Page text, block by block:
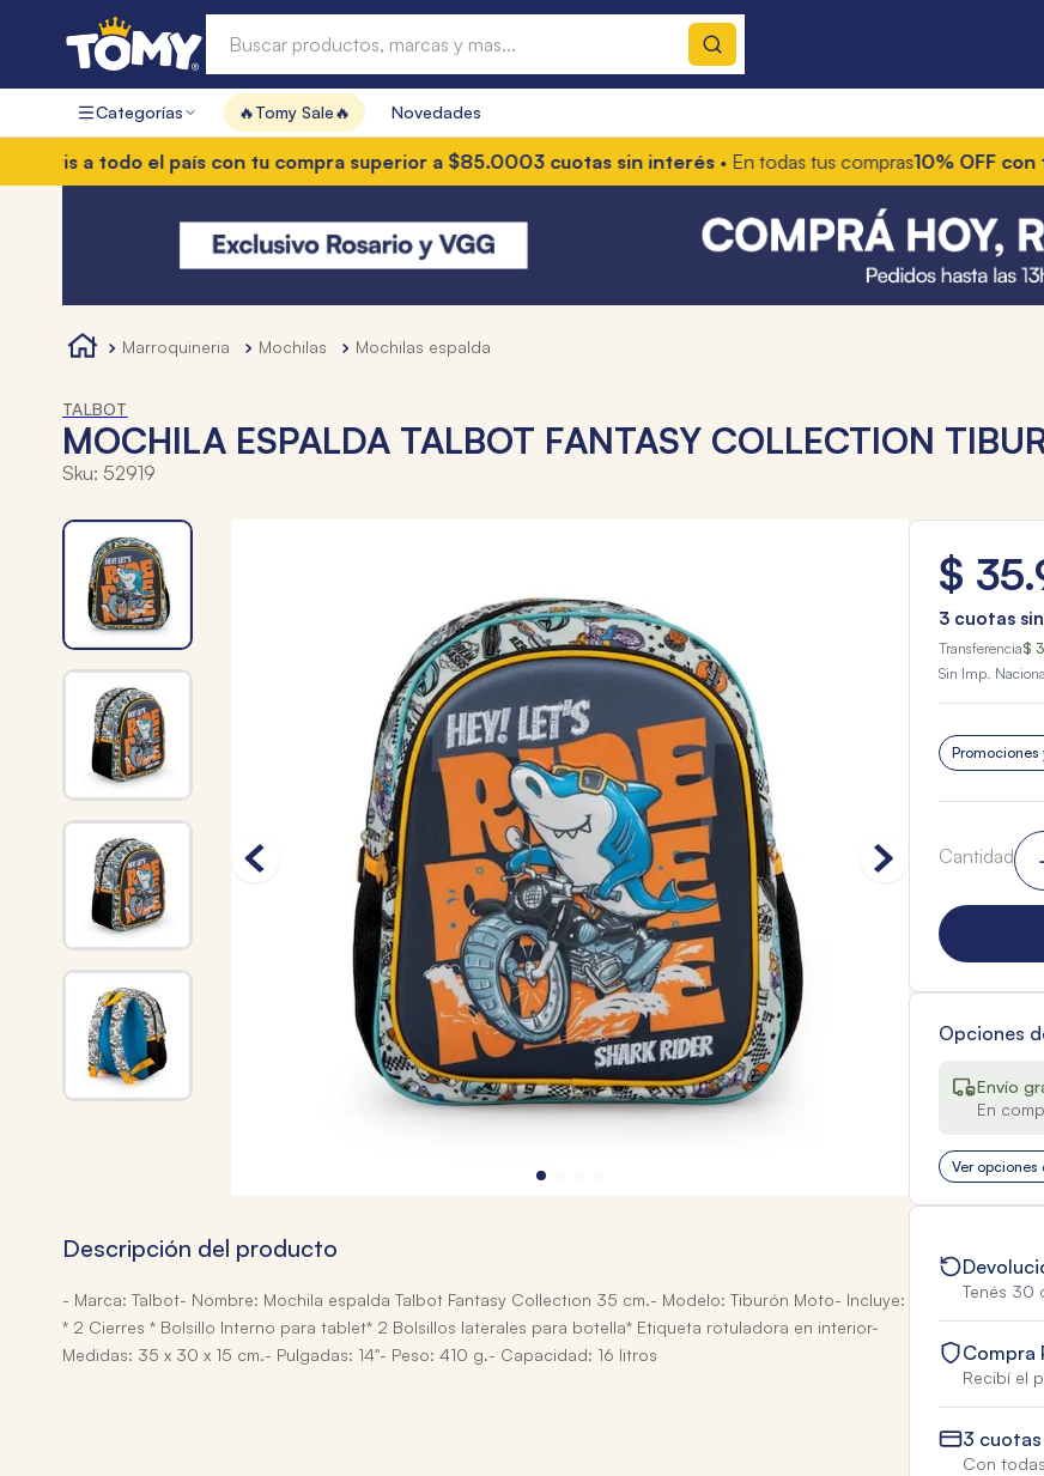
Categorías 🔥Tomy Sale🔥 Novedades
a todo el país con tu compra superior a $85.0003 cuotas sin interés• En todas tus compras10% OFF con
marroquineria mochilas mochilas espalda
TALBOT
MOCHILA ESPALDA TALBOT FANTASY COLLECTION
Sku: 52919
Descripción del producto
- Marca: Talbot- Nombre: Mochila espalda Talbot Fantasy Collection 35 cm.- Modelo: Tiburón Moto- Incluye:
* 2 Cierres * Bolsillo Interno para tablet* 2 Bolsillos laterales para botella* Etiqueta rotuladora en interior-
Medidas: 35 x 30 x 15 cm.- Pulgadas: 14"- Peso: 410 g.- Capacidad: 16 litros
$ 35.
3cuotas
Transferencia$
Sin Imp.
Promociones
Cantidad
Opciones
Envío
En
Ver opciones
Tenés 30
Compra
Recibí el
3
Con
Términos más buscados
1 .
hot wheels
mochilas
toy story
4. marcadores